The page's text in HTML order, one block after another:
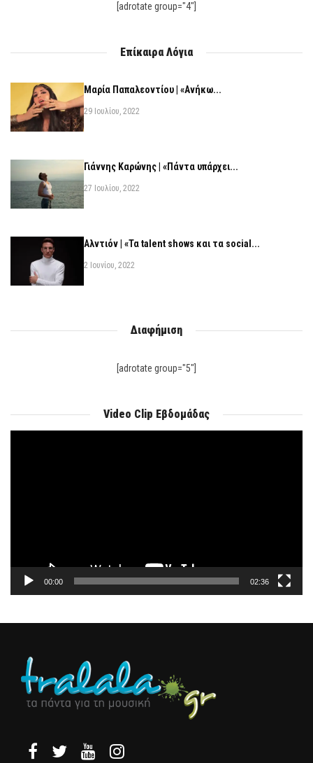
[adrotate group="4"]
Επίκαιρα Λόγια
Μαρία Παπαλεοντίου | «Ανήκω...
29 Ιουλίου, 2022
Γιάννης Καρώνης | «Πάντα υπάρχει...
27 Ιουλίου, 2022
Αλντιόν | «Τα talent shows και τα social...
2 Ιουνίου, 2022
Διαφήμιση
[adrotate group="5"]
Video Clip Εβδομάδας
00:00 02:36